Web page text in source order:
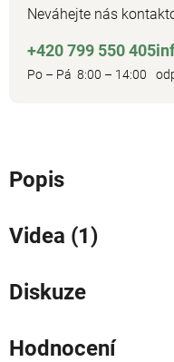
Neváhejte nás
+420 799 550 405
Po – Pá 8:00 – 14:00
Popis
Videa (1)
Diskuze
Hodnocení